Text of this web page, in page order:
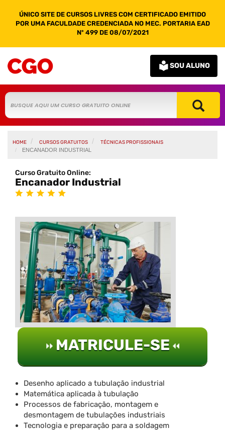
ÚNICO SITE DE CURSOS LIVRES COM CERTIFICADO EMITIDO
POR UMA FACULDADE CREDENCIADA NO MEC. PORTARIA EAD
Nº 499 DE 08/07/2021
SOU ALUNO
HOME CURSOS GRATUITOS
TÉCNICAS PROFISSIONAIS
ENCANADOR INDUSTRIAL
Curso Gratuito Online:
Encanador Industrial
MATRICULE-SE
Desenho aplicado a tubulação industrial
Matemática aplicada à tubulação
Processos de fabricação, montagem e
desmontagem de tubulações industriais
Tecnologia e preparação para a soldagem